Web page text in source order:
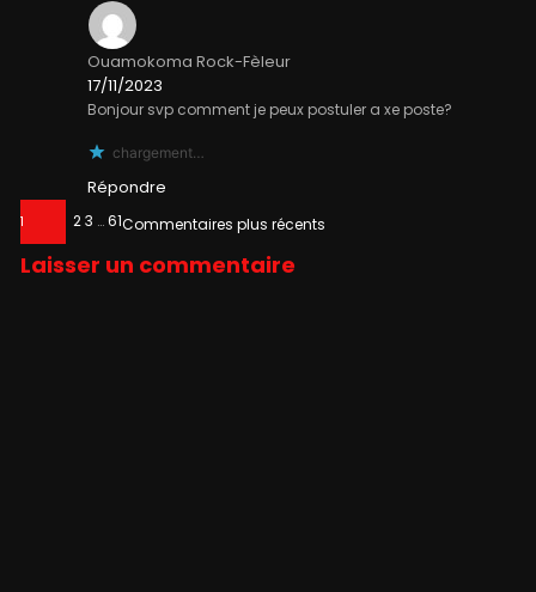
Ouamokoma Rock-Fèleur
17/11/2023
Bonjour svp comment je peux postuler a xe poste?
chargement…
Répondre
1 23 …61Commentaires plus récents
Laisser un commentaire